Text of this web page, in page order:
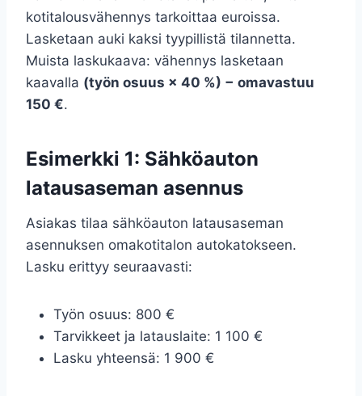
kotitalousvähennys tarkoittaa euroissa.
Lasketaan auki kaksi tyypillistä tilannetta.
Muista laskukaava: vähennys lasketaan
kaavalla (työn osuus × 40 %) − omavastuu
150 €.
Esimerkki 1: Sähköauton
latausaseman asennus
Asiakas tilaa sähköauton latausaseman
asennuksen omakotitalon autokatokseen.
Lasku erittyy seuraavasti:
Työn osuus: 800 €
Tarvikkeet ja latauslaite: 1 100 €
Lasku yhteensä: 1 900 €